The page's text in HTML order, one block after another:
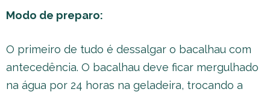
Modo de preparo:
O primeiro de tudo é dessalgar o bacalhau com
antecedência. O bacalhau deve ficar mergulhado
na água por 24 horas na geladeira, trocando a